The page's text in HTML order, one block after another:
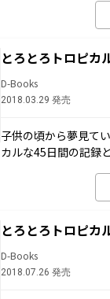
とろとろトロピ
D-Books
2018.03.29 発売
子供の頃から夢見て
カルな45日間の記録
とろとろトロピ
D-Books
2018.07.26 発売